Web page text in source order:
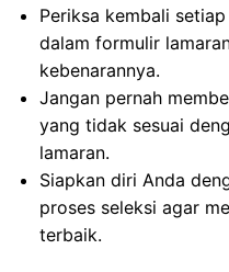
Periksa kembali
dalam formulir
kebenarannya.
Jangan pernah
yang tidak sesuai
lamaran.
Siapkan diri Anda
proses seleksi agar
terbaik.